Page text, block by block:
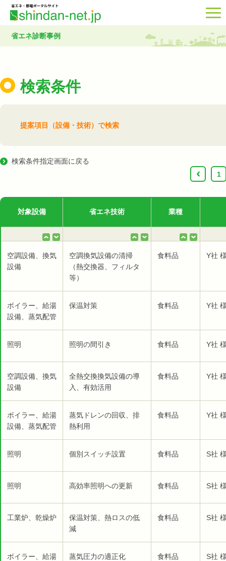
省エネ診断事例
検索条件
提案項目（設備・技術）で検索
検索条件指定画面に戻る
‹
1
対象設備 省エネ技術 業種
空調設備、換気
設備
空調換気設備の清掃
（熱交換器、フィルタ
等）
食料品 Y社
ボイラー、給湯
設備、蒸気配管
保温対策 食料品 Y社
照明 照明の間引き 食料品 Y社
空調設備、換気
設備
全熱交換換気設備の導
入、有効活用
食料品 Y社
ボイラー、給湯
設備、蒸気配管
蒸気ドレンの回収、排
熱利用
食料品 Y社
照明 個別スイッチ設置 食料品 S社
照明 高効率照明への更新 食料品 S社
工業炉、乾燥炉
保温対策、熱ロスの低
減
食料品 S社
ボイラー、給湯
蒸気圧力の適正化 食料品 S社